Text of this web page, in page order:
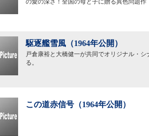
の愛の深さ！全国の母と子に贈る異色問題作
駆逐艦雪風（1964年公開）
戸倉康裕と大橋健一が共同でオリジナル・
る。
この道赤信号（1964年公開）